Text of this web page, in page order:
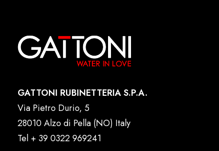
GATTONI RUBINETTERIA S.P.A.
Via Pietro Durio, 5
28010 Alzo di Pella (NO) Italy
Tel + 39 0322 969241